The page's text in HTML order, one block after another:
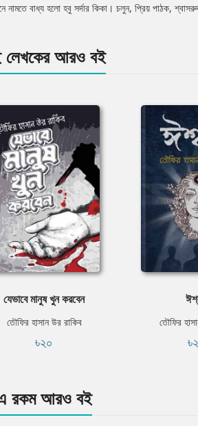
নামতে বাধ্য হলো হবু সর্দার কিকা। চলুন, প্রিয় পাঠক,
আরও বই
যেভাবে মানুষ খুন করবেন
তৌফির হাসান উর রাকিব
৳২০
তৌফির
রকম আরও বই